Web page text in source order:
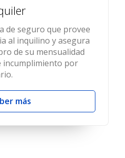
de seguro que provee
al inquilino y asegura
de su mensualidad
incumplimiento por
más